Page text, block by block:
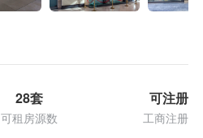
28套
可租房源数
可注册
工商注册